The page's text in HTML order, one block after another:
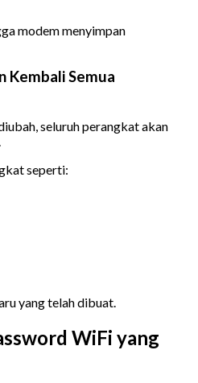
modem menyimpan
Kembali Semua
seluruh perangkat akan
seperti:
yang telah dibuat.
WiFi yang